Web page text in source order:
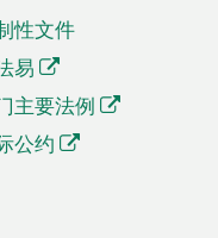
性文件
易
主要法例
公约